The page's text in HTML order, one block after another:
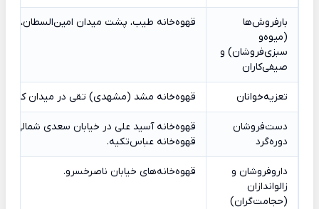
بارفروش‌ها
(میوه‌و
سبزی‌فروشان) و
صیفی‌کاران
قهوه‌خانه طیب، پشت میدان امین‌السطان،
تعزیه‌خوانان قهوه‌خانه مشد (مشهدی) تقی در میدان
دست‌فروشان
دوره‌گرد
قهوه‌خانه آسید علی در خیابان سعدی شمالی؛
قهوه‌خانه عباس‌تکیه.
داروفروشان و
زالواندازان
(حجامت‌گران)
قهوه‌خانه‌های خیابان ناصرخسرو.